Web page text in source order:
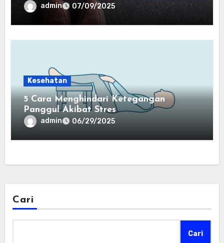
admin 07/09/2025
Kesehatan
5 Cara Menghindari Ketegangan
Panggul Akibat Stres
admin 06/29/2025
Cari
Cari